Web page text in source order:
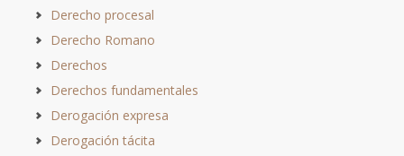
Derecho procesal
Derecho Romano
Derechos
Derechos fundamentales
Derogación expresa
Derogación tácita